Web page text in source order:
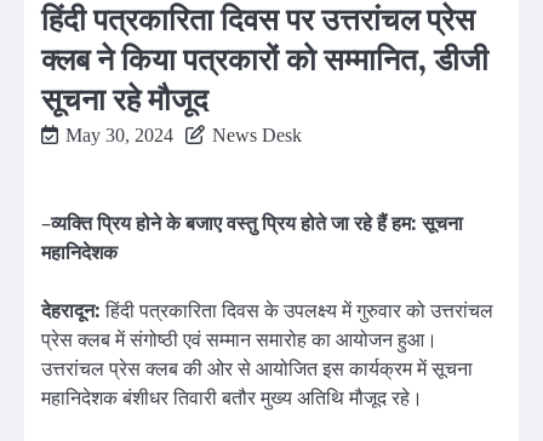
हिंदी पत्रकारिता दिवस पर उत्तरांचल प्रेस
क्लब ने किया पत्रकारों को सम्मानित, डीजी
सूचना रहे मौजूद
May 30, 2024 News Desk
–व्यक्ति प्रिय होने के बजाए वस्तु प्रिय होते जा रहे हैं हम: सूचना
महानिदेशक
देहरादून:हिंदी पत्रकारिता दिवस के उपलक्ष्य में गुरुवार को उत्तरांचल
प्रेस क्लब में संगोष्ठी एवं सम्मान समारोह का आयोजन हुआ।
उत्तरांचल प्रेस क्लब की ओर से आयोजित इस कार्यक्रम में सूचना
महानिदेशक बंशीधर तिवारी बतौर मुख्य अतिथि मौजूद रहे।